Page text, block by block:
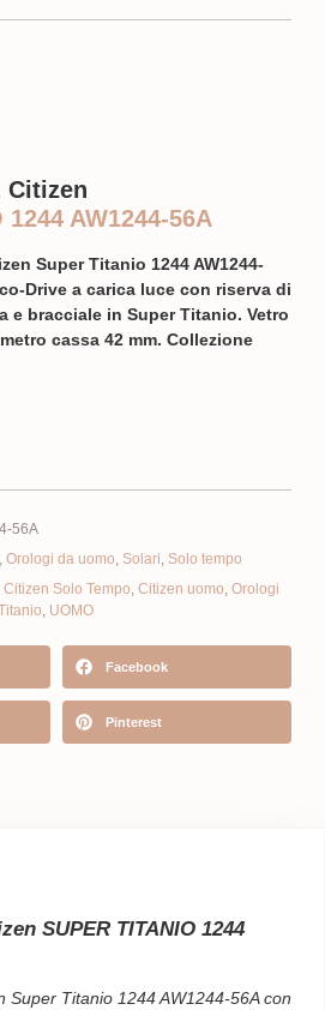
Citizen
1244 AW1244-56A
Super Titanio 1244 AW1244-
Drive a carica luce con riserva di
e bracciale in Super Titanio. Vetro
cassa 42 mm. Collezione
56A
, Orologi da uomo, Solari, Solo tempo
Citizen Solo Tempo, Citizen uomo, Orologi
, UOMO
Facebook
Pinterest
SUPER TITANIO 1244
Super Titanio 1244 AW1244-56A con